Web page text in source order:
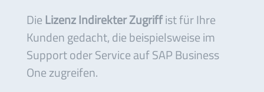
DieLizenz Indirekter Zugriffist für Ihre
Kunden gedacht, die beispielsweise im
Support oder Service auf SAP Business
One zugreifen.